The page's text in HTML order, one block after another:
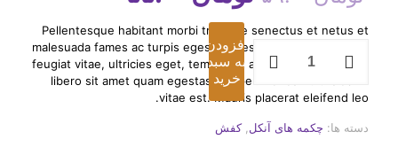
اصلی
تومان۵۹.۰۰
بود.
فعلی
تومان۵۵.۰۰
است.
Pellentesque habitant morbi tristique senectus et netus et
malesuada fames ac turpis egestas. Vestibulum tortor quam,
feugiat vitae, ultricies eget, tempor sit amet, ante. Donec eu
libero sit amet quam egestas semper. Aenean ultricies mi
vitae est. Mauris placerat eleifend leo.
عدد
افزودن
به سبد
خرید
دسته ها: چکمه های آنکل ,کفش